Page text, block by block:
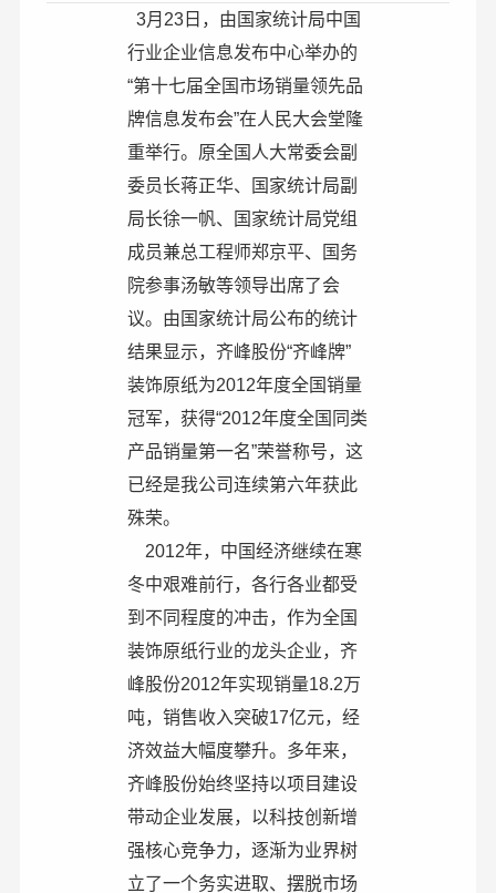
3月23日，由国家统计局中国
行业企业信息发布中心举办的
“第十七届全国市场销量领先品
牌信息发布会”在人民大会堂隆
重举行。原全国人大常委会副
委员长蒋正华、国家统计局副
局长徐一帆、国家统计局党组
成员兼总工程师郑京平、国务
院参事汤敏等领导出席了会
议。由国家统计局公布的统计
结果显示，齐峰股份“齐峰牌”
装饰原纸为2012年度全国销量
冠军，获得“2012年度全国同类
产品销量第一名”荣誉称号，这
已经是我公司连续第六年获此
殊荣。
2012年，中国经济继续在寒
冬中艰难前行，各行各业都受
到不同程度的冲击，作为全国
装饰原纸行业的龙头企业，齐
峰股份2012年实现销量18.2万
吨，销售收入突破17亿元，经
济效益大幅度攀升。多年来，
齐峰股份始终坚持以项目建设
带动企业发展，以科技创新增
强核心竞争力，逐渐为业界树
立了一个务实进取、摆脱市场